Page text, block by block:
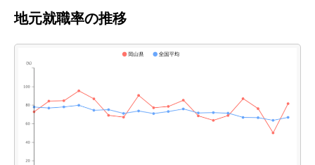
地元就職率の推移